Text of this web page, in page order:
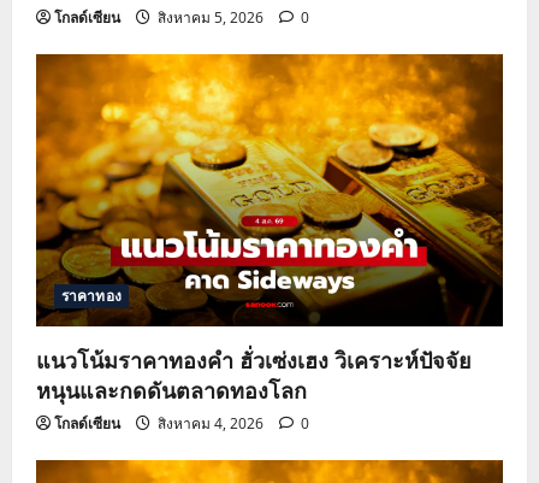
โกลด์เซียน สิงหาคม 5, 2026 0
ราคาทอง
แนวโน้มราคาทองคำ ฮั่วเซ่งเฮง วิเคราะห์ปัจจัย
หนุนและกดดันตลาดทองโลก
โกลด์เซียน สิงหาคม 4, 2026 0